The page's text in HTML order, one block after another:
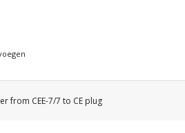
from CEE-7/7 to CE plug